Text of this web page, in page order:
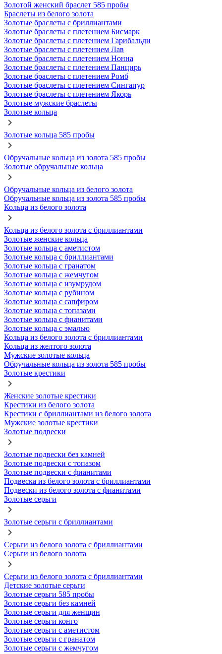
Золотой женский браслет 585 пробы
Браслеты из белого золота
Золотые браслеты с бриллиантами
Золотые браслеты с плетением Бисмарк
Золотые браслеты с плетением Гарибальди
Золотые браслеты с плетением Лав
Золотые браслеты с плетением Нонна
Золотые браслеты с плетением Панцирь
Золотые браслеты с плетением Ромб
Золотые браслеты с плетением Сингапур
Золотые браслеты с плетением Якорь
Золотые мужские браслеты
Золотые кольца
Золотые кольца 585 пробы
Обручальные кольца из золота 585 пробы
Золотые обручальные кольца
Обручальные кольца из белого золота
Обручальные кольца из золота 585 пробы
Кольца из белого золота
Кольца из белого золота с бриллиантами
Золотые женские кольца
Золотые кольца с аметистом
Золотые кольца с бриллиантами
Золотые кольца с гранатом
Золотые кольца с жемчугом
Золотые кольца с изумрудом
Золотые кольца с рубином
Золотые кольца с сапфиром
Золотые кольца с топазами
Золотые кольца с фианитами
Золотые кольца с эмалью
Кольца из белого золота с бриллиантами
Кольца из желтого золота
Мужские золотые кольца
Обручальные кольца из золота 585 пробы
Золотые крестики
Женские золотые крестики
Крестики из белого золота
Крестики с бриллиантами из белого золота
Мужские золотые крестики
Золотые подвески
Золотые подвески без камней
Золотые подвески с топазом
Золотые подвески с фианитами
Подвеска из белого золота с бриллиантами
Подвески из белого золота с фианитами
Золотые серьги
Золотые серьги с бриллиантами
Серьги из белого золота с бриллиантами
Серьги из белого золота
Серьги из белого золота с бриллиантами
Детские золотые серьги
Золотые серьги 585 пробы
Золотые серьги без камней
Золотые серьги для женщин
Золотые серьги конго
Золотые серьги с аметистом
Золотые серьги с гранатом
Золотые серьги с жемчугом